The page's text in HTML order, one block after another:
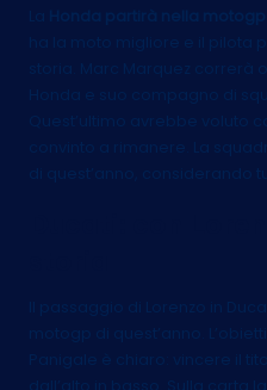
Honda partirà nella motogp
ha la moto migliore e il pilota
storia. Marc Marquez correrà
Honda e suo compagno di
Quest’ultimo avrebbe voluto
convinto a rimanere. La
di quest’anno, considerando
Il passaggio di Lorenzo in
motogp di quest’anno.
Panigale è chiaro: vincere il
dall’alto in basso. Sulla carta